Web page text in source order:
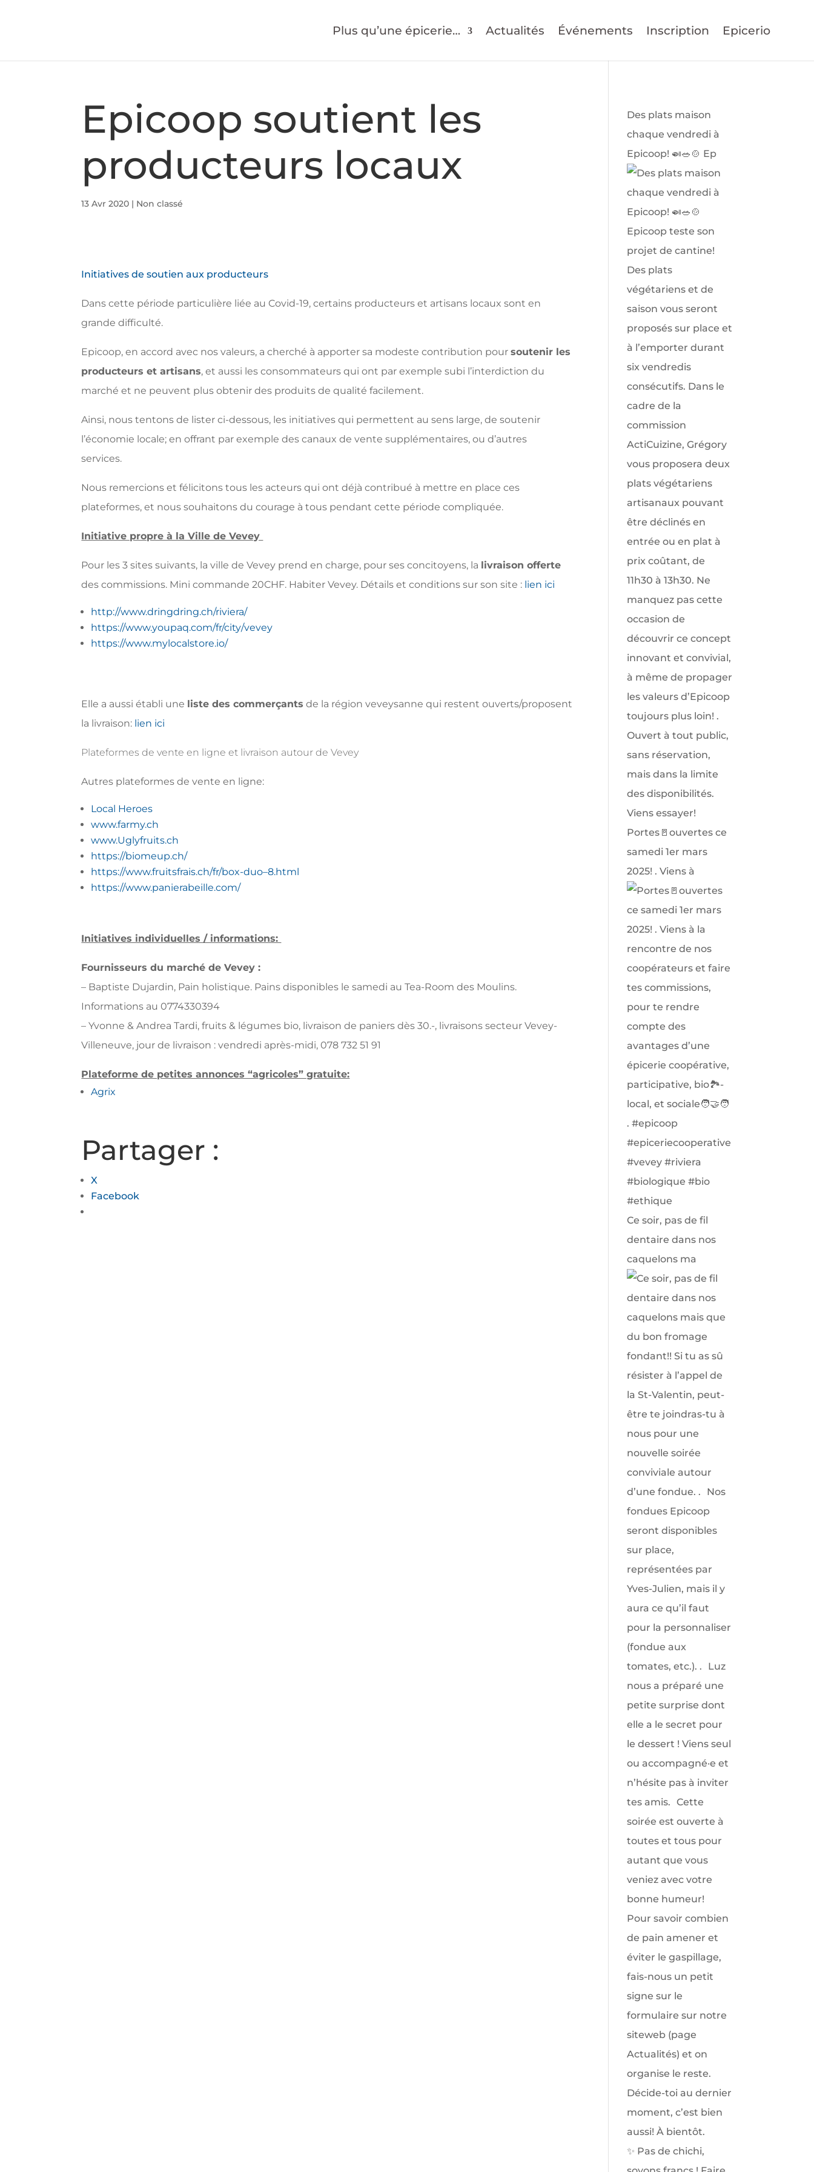
Plus qu’une épicerie… Actualités Événements Inscription Epicerio
Epicoop soutient les
producteurs locaux
13 Avr 2020 | Non classé
Initiatives de soutien aux producteurs
Dans cette période particulière liée au Covid-19, certains producteurs et artisans locaux sont en
grande difficulté.
Epicoop, en accord avec nos valeurs, a cherché à apporter sa modeste contribution poursoutenir les
producteurs et artisans, et aussi les consommateurs qui ont par exemple subi l’interdiction du
marché et ne peuvent plus obtenir des produits de qualité facilement.
Ainsi, nous tentons de lister ci-dessous, les initiatives qui permettent au sens large, de soutenir
l’économie locale; en offrant par exemple des canaux de vente supplémentaires, ou d’autres
services.
Nous remercions et félicitons tous les acteurs qui ont déjà contribué à mettre en place ces
plateformes, et nous souhaitons du courage à tous pendant cette période compliquée.
Initiative propre à la Ville de Vevey
Pour les 3 sites suivants, la ville de Vevey prend en charge, pour ses concitoyens, la livraison offerte
des commissions. Mini commande 20CHF. Habiter Vevey. Détails et conditions sur son site : lien ici
http://www.dringdring.ch/riviera/
https://www.youpaq.com/fr/city/vevey
https://www.mylocalstore.io/
Elle a aussi établi une liste des commerçants de la région veveysanne qui restent ouverts/proposent
la livraison: lien ici
Plateformes de vente en ligne et livraison autour de Vevey
Autres plateformes de vente en ligne:
Local Heroes
www.farmy.ch
www.Uglyfruits.ch
https://biomeup.ch/
https://www.fruitsfrais.ch/fr/box-duo–8.html
https://www.panierabeille.com/
Initiatives individuelles / informations:
Fournisseurs du marché de Vevey :
– Baptiste Dujardin, Pain holistique. Pains disponibles le samedi au Tea-Room des Moulins.
Informations au 0774330394
– Yvonne & Andrea Tardi, fruits & légumes bio, livraison de paniers dès 30.-, livraisons secteur Vevey-
Villeneuve, jour de livraison : vendredi après-midi, 078 732 51 91
Plateforme de petites annonces “agricoles” gratuite:
Agrix
Partager :
X
Facebook
Des plats maison
chaque vendredi à
Epicoop! 🍛🥗🍲 Ep
Portes🚪ouvertes ce
samedi 1er mars
2025! . Viens à
Ce soir, pas de fil
dentaire dans nos
caquelons ma
✨ Pas de chichi,